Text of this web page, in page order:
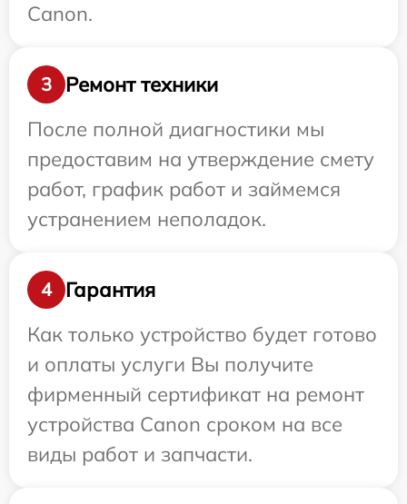
Canon.
3
Ремонт техники
После полной диагностики мы
предоставим на утверждение смету
работ, график работ и займемся
устранением неполадок.
4
Гарантия
Как только устройство будет готово
и оплаты услуги Вы получите
фирменный сертификат на ремонт
устройства Canon сроком на все
виды работ и запчасти.